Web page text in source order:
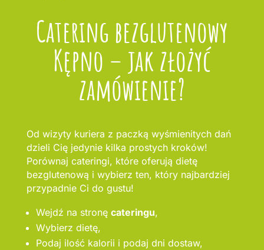
Catering bezglutenowy
Kępno – jak złożyć
zamówienie?
Od wizyty kuriera z paczką wyśmienitych dań
dzieli Cię jedynie kilka prostych kroków!
Porównaj cateringi, które oferują dietę
bezglutenową i wybierz ten, który najbardziej
przypadnie Ci do gustu!
Wejdź na stronę cateringu,
Wybierz dietę,
Podaj ilość kalorii i podaj dni dostaw,